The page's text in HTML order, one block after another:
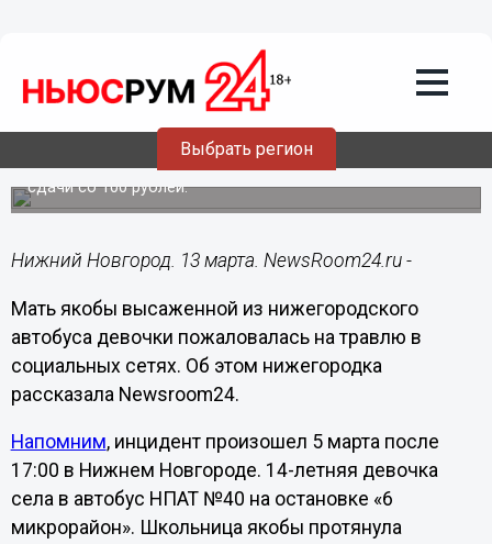
Выбрать регион
Мать «высаженной» из автобуса НПАТ
школьницы заявила о травле в
соцсетях
Кондуктор якобы высадил девочку из-за отсутствия
сдачи со 100 рублей.
Нижний Новгород. 13 марта. NewsRoom24.ru -
Мать якобы высаженной из нижегородского
автобуса девочки пожаловалась на травлю в
социальных сетях. Об этом нижегородка
рассказала Newsroom24.
Напомним, инцидент произошел 5 марта после
17:00 в Нижнем Новгороде. 14-летняя девочка
села в автобус НПАТ №40 на остановке «6
микрорайон». Школьница якобы протянула